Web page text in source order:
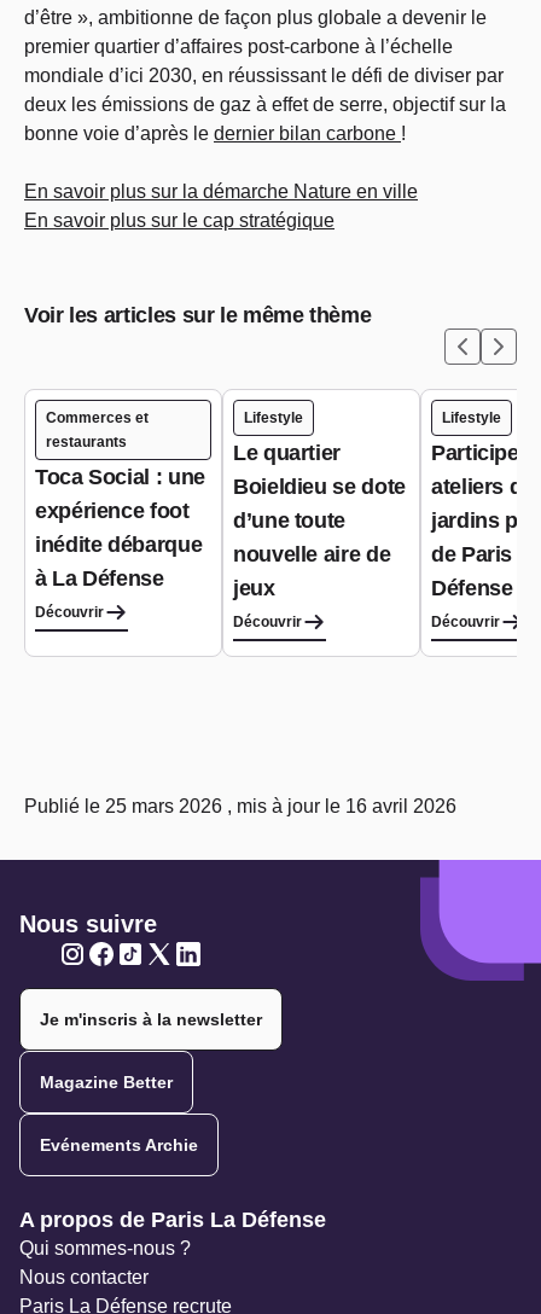
d’être », ambitionne de façon plus globale a devenir le
premier quartier d’affaires post-carbone à l’échelle
mondiale d’ici 2030, en réussissant le défi de diviser par
deux les émissions de gaz à effet de serre, objectif sur la
bonne voie d’après le dernier bilan carbone !
En savoir plus sur la démarche Nature en ville
En savoir plus sur le cap stratégique
Voir les articles sur le même thème
Commerces et
restaurants
Toca Social : une
expérience foot
inédite débarque
à La Défense
Découvrir
Lifestyle
Le quartier
Boieldieu se dote
d’une toute
nouvelle aire de
jeux
Découvrir
Lifestyle
Participer
ateliers
jardins
de Paris
Défense
Découvrir
Publié le 25 mars 2026 , mis à jour le 16 avril 2026
Nous suivre
Je m'inscris à la newsletter
Magazine Better
Evénements Archie
Navigation secondaire
A propos de Paris La Défense
Qui sommes-nous ?
Nous contacter
Paris La Défense recrute